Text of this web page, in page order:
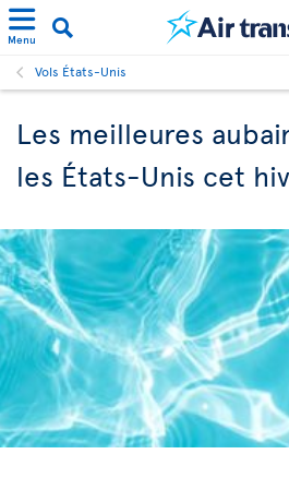
Menu
Vols États-Unis
Les meilleures
les États-Unis cet